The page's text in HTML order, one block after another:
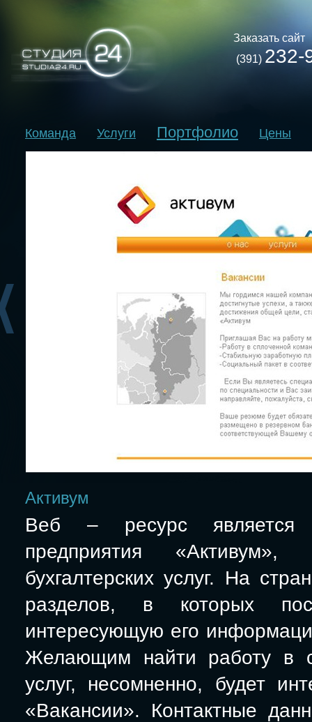
Заказать сайт
(391) 232-
Команда Услуги Портфолио Цены
Активум
Веб – ресурс является
предприятия
бухгалтерских услуг. На
разделов, в которых
интересующую его
Желающим найти работу в
услуг, несомненно, будет
«Вакансии». Контактные